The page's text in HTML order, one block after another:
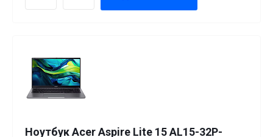
Ноутбук Acer Aspire Lite 15 AL15-32P-